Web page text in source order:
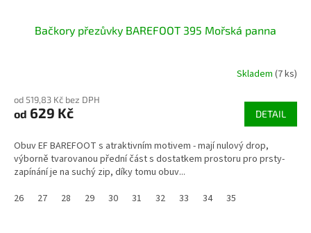
Bačkory přezůvky BAREFOOT 395 Mořská panna
Skladem (7 ks)
od 519,83 Kč bez DPH
od 629 Kč DETAIL
Obuv EF BAREFOOT s atraktivním motivem - mají nulový drop,
výborně tvarovanou přední část s dostatkem prostoru pro prsty-
zapínání je na suchý zip, díky tomu obuv...
26
27 28 29 30 31 32 33 34 35